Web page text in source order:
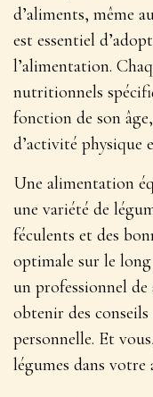
d’aliments, même
est essentiel
l’alimentation.
nutritionnels
fonction de son
d’activité physique
Une alimentation
une variété de
féculents et des
optimale sur le long
un professionnel
obtenir des
personnelle. Et
légumes dans